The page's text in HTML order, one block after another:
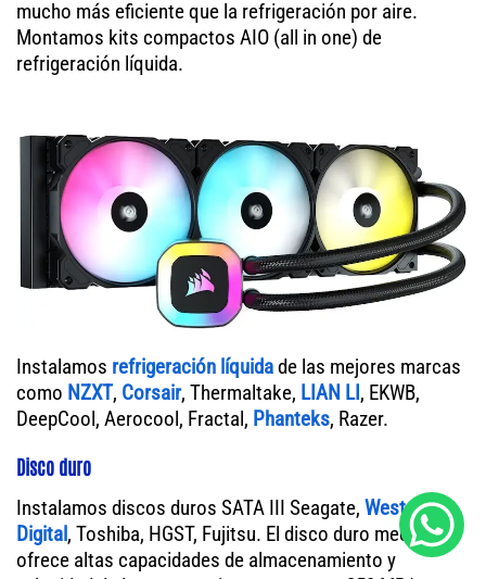
mucho más eficiente que la refrigeración por aire.
Montamos kits compactos AIO (all in one) de
refrigeración líquida.
Instalamos refrigeración líquidade las mejores marcas
como NZXT, Corsair, Thermaltake, LIAN LI, EKWB,
DeepCool, Aerocool, Fractal, Phanteks, Razer.
Disco duro
Instalamos discos duros SATA III Seagate, Western
Digital, Toshiba, HGST, Fujitsu. El disco duro mecánico
ofrece altas capacidades de almacenamiento y